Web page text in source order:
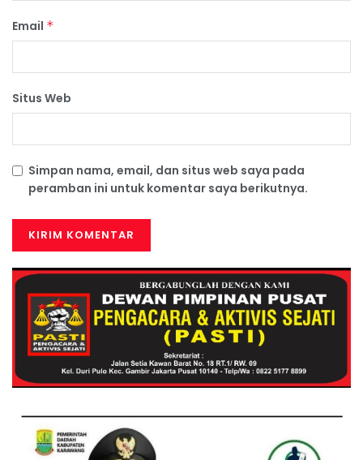
Email *
Situs Web
Simpan nama, email, dan situs web saya pada
peramban ini untuk komentar saya berikutnya.